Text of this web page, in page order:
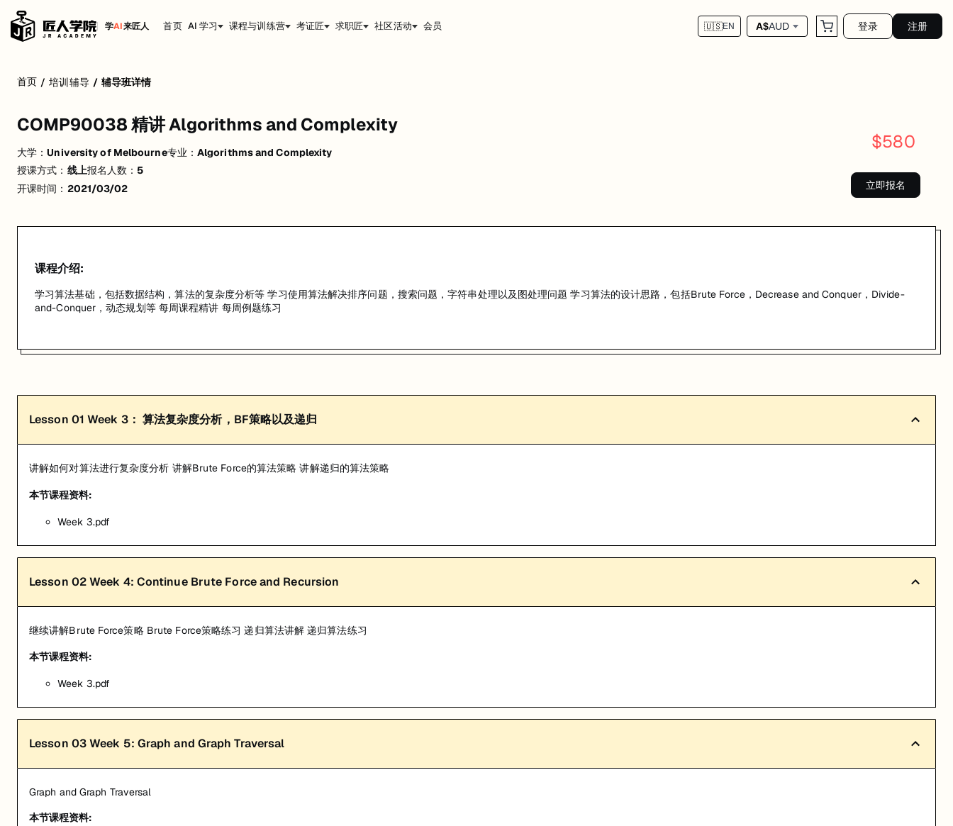
学AI来匠人 首页 AI 学习 课程与训练营 考证匠 求职匠 社区活动 会员 🇺🇸EN A$AUD 登录 注册
COMP90038 精讲 Algorithms and Complexity
活动形式: 线上
开始日期: 2021/3/2
已有 5 名同学报名参加
首页 / 培训辅导 / 辅导班详情
COMP90038 精讲 Algorithms and Complexity
大学：University of Melbourne专业： Algorithms and Complexity
授课方式： 线上报名人数：5
开课时间： 2021/03/02
$580
立即报名
课程介绍:
学习算法基础，包括数据结构，算法的复杂度分析等 学习使用算法解决排序问题，搜索问题，字符串处理以及图处理问题 学习算法的设计思路，包括Brute Force，Decrease and Conquer，Divide-
and-Conquer，动态规划等 每周课程精讲 每周例题练习
Lesson 01 Week 3： 算法复杂度分析，BF策略以及递归
讲解如何对算法进行复杂度分析 讲解Brute Force的算法策略 讲解递归的算法策略
本节课程资料:
Week 3.pdf
Lesson 02Week 4: Continue Brute Force and Recursion
继续讲解Brute Force策略 Brute Force策略练习 递归算法讲解 递归算法练习
本节课程资料:
Week 3.pdf
Lesson 03Week 5: Graph and Graph Traversal
Graph and Graph Traversal
本节课程资料: